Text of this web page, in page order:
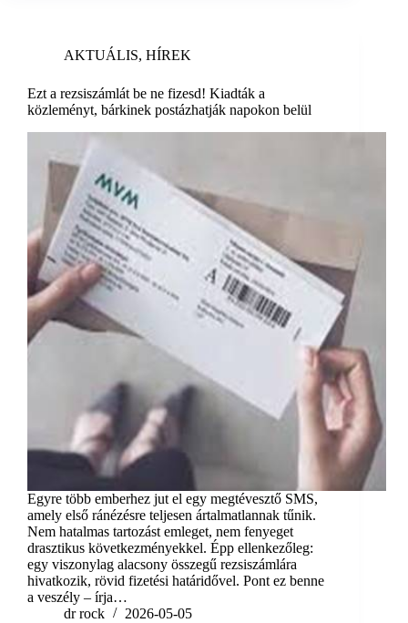
AKTUÁLIS, HÍREK
Ezt a rezsiszámlát be ne fizesd! Kiadták a
közleményt, bárkinek postázhatják napokon belül
Egyre több emberhez jut el egy megtévesztő SMS,
amely első ránézésre teljesen ártalmatlannak tűnik.
Nem hatalmas tartozást emleget, nem fenyeget
drasztikus következményekkel. Épp ellenkezőleg:
egy viszonylag alacsony összegű rezsiszámlára
hivatkozik, rövid fizetési határidővel. Pont ez benne
a veszély – írja…
dr rock
2026-05-05